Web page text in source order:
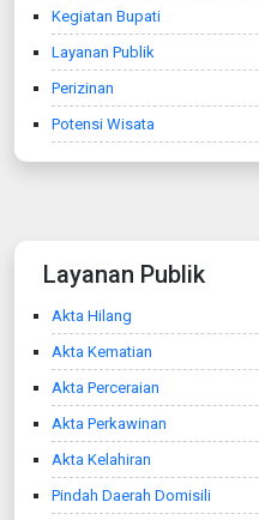
Kegiatan Bupati
Layanan Publik
Perizinan
Potensi Wisata
Layanan Publik
Akta Hilang
Akta Kematian
Akta Perceraian
Akta Perkawinan
Akta Kelahiran
Pindah Daerah Domisili